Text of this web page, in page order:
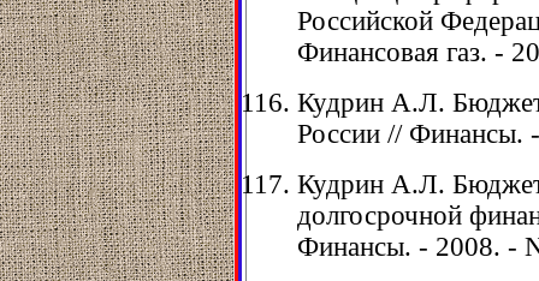
Российской
Финансовая газ. -
Кудрин А.Л.
России // Финансы.
Кудрин А.Л.
долгосрочной
Финансы. - 2008. -